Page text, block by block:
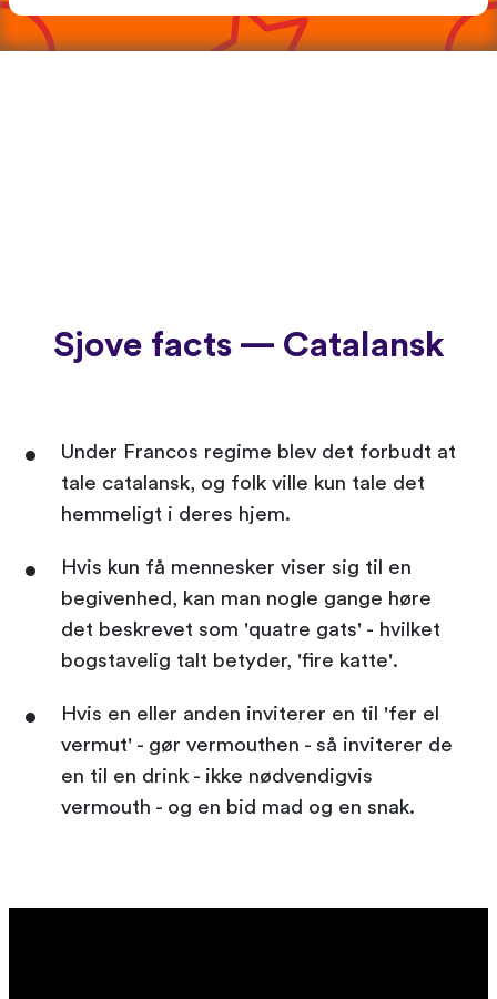
Sjove facts — Catalansk
Under Francos regime blev det forbudt at
tale catalansk, og folk ville kun tale det
hemmeligt i deres hjem.
Hvis kun få mennesker viser sig til en
begivenhed, kan man nogle gange høre
det beskrevet som 'quatre gats' - hvilket
bogstavelig talt betyder, 'fire katte'.
Hvis en eller anden inviterer en til 'fer el
vermut' - gør vermouthen - så inviterer de
en til en drink - ikke nødvendigvis
vermouth - og en bid mad og en snak.